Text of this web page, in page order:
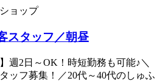
ョップ
スタッフ／朝昼
週2日～OK！時短勤務も可能♪＼
ッフ募集！／20代～40代のしゅふ